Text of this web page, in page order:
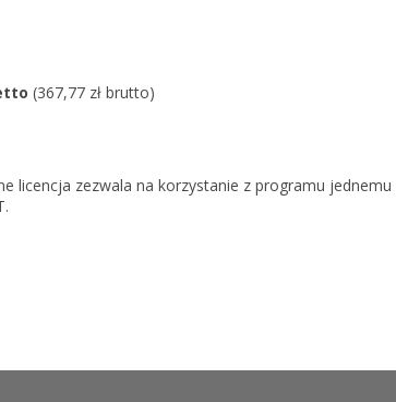
(367,77 zł brutto)
licencja zezwala na korzystanie z programu